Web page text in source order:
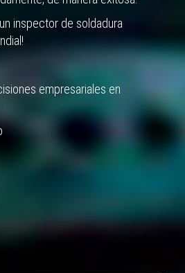
inspector de soldadura
empresariales en